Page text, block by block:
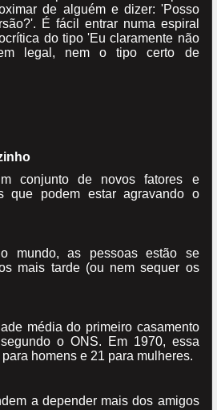
de alguém e dizer: 'Posso
É fácil entrar numa espiral
do tipo 'Eu claramente não
legal, nem o tipo certo de
conjunto de novos fatores e
que podem estar agravando o
mundo, as pessoas estão se
mais tarde (ou nem sequer os
média do primeiro casamento
o ONS. Em 1970, essa
homens e 21 para mulheres.
a depender mais dos amigos